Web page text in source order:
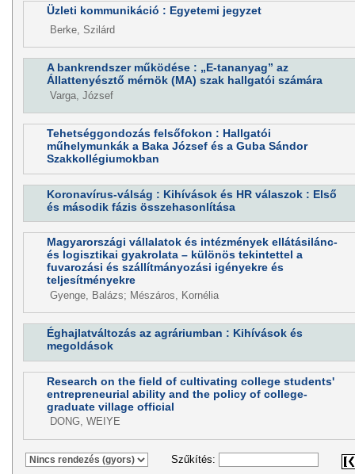
Üzleti kommunikáció : Egyetemi jegyzet
Berke, Szilárd
A bankrendszer működése : „E-tananyag” az
Állattenyésztő mérnök (MA) szak hallgatói számára
Varga, József
Tehetséggondozás felsőfokon : Hallgatói
műhelymunkák a Baka József és a Guba Sándor
Szakkollégiumokban
Koronavírus-válság : Kihívások és HR válaszok : Első
és második fázis összehasonlítása
Magyarországi vállalatok és intézmények ellátásilánc-
és logisztikai gyakrolata – különös tekintettel a
fuvarozási és szállítmányozási igényekre és
teljesítményekre
Gyenge, Balázs; Mészáros, Kornélia
Éghajlatváltozás az agráriumban : Kihívások és
megoldások
Research on the field of cultivating college students'
entrepreneurial ability and the policy of college-
graduate village official
DONG, WEIYE
Szűkítés: